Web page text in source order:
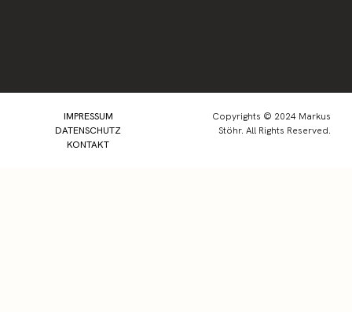
IMPRESSUM
DATENSCHUTZ
KONTAKT
Copyrights © 2024 Markus
Stöhr. All Rights Reserved.